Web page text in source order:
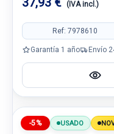
(IVA incl.)
Ref: 7978610
Garantía 1 año Envío
-5% USADO